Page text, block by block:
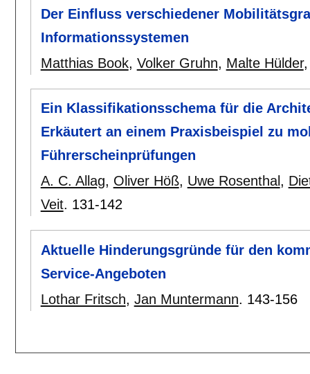
Der Einfluss verschiedener
Informationssystemen
Matthias Book, Volker Gruhn, Malte Hülder
Ein Klassifikationsschema für die
Erkäutert an einem Praxisbeispiel zu
Führerscheinprüfungen
A. C. Allag, Oliver Höß, Uwe Rosenthal ,
Veit. 131-142
Aktuelle Hinderungsgründe für den
Service-Angeboten
Lothar Fritsch, Jan Muntermann. 143-156